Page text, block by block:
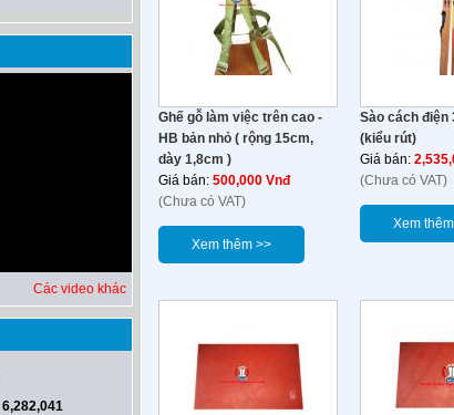
Các video khác
6,282,041
Ghế gỗ làm việc trên cao -
HB bản nhỏ ( rộng 15cm,
dày 1,8cm )
Giá bán: 500,000 Vnđ
(Chưa có VAT)
Xem thêm >>
Sào cách điện
(kiểu rút)
Giá bán:
(Chưa có VAT)
Xem